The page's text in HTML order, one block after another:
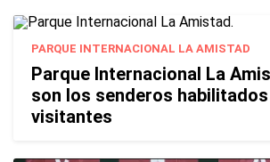
PARQUE INTERNACIONAL LA AMISTAD
Parque Internacional La
son los senderos
visitantes